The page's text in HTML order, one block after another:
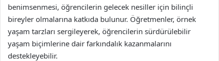
benimsenmesi, öğrencilerin gelecek nesiller için bilinçli
bireyler olmalarına katkıda bulunur. Öğretmenler, örnek
yaşam tarzları sergileyerek, öğrencilerin sürdürülebilir
yaşam biçimlerine dair farkındalık kazanmalarını
destekleyebilir.